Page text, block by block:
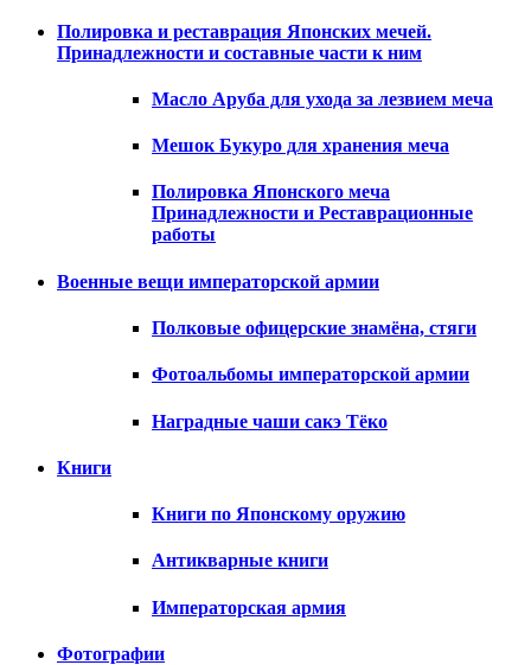
Полировка и реставрация Японских мечей.
Принадлежности и составные части к ним
Масло Аруба для ухода за лезвием меча
Мешок Букуро для хранения меча
Полировка Японского меча
Принадлежности и Реставрационные
работы
Военные вещи императорской армии
Полковые офицерские знамёна, стяги
Фотоальбомы императорской армии
Наградные чаши сакэ Тёко
Книги
Книги по Японскому оружию
Антикварные книги
Императорская армия
Фотографии